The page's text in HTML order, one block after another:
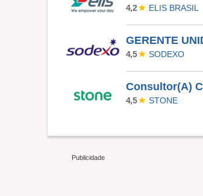
4,2 ELIS BRASIL
4,5 SODEXO
4,5 STONE